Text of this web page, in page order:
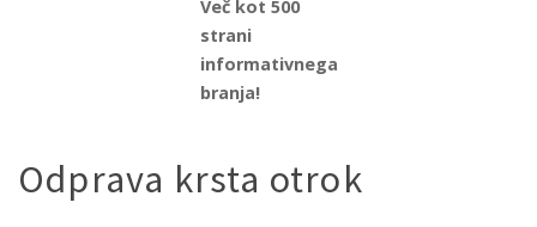
Več kot 500
strani
informativnega
branja!
Odprava krsta otrok